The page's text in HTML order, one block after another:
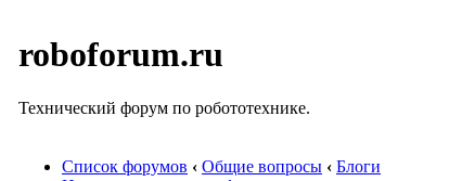
roboforum.ru
Технический форум по робототехнике.
Список форумов ‹ Общие вопросы ‹ Блоги